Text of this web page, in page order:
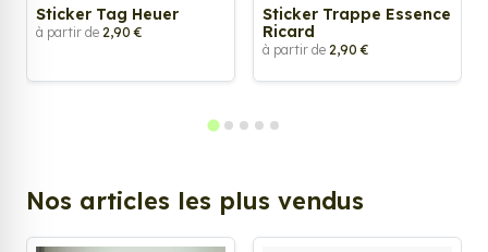
Sticker Tag Heuer
à partir de 2,90 €
Sticker Trappe Essence
Ricard
à partir de 2,90 €
Nos articles les plus vendus